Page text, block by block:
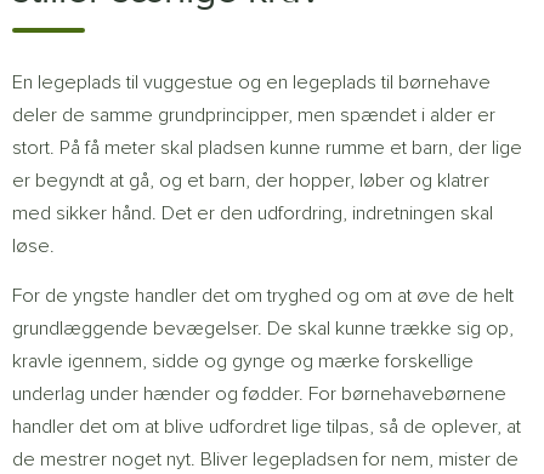
En legeplads til vuggestue og en legeplads til børnehave
deler de samme grundprincipper, men spændet i alder er
stort. På få meter skal pladsen kunne rumme et barn, der lige
er begyndt at gå, og et barn, der hopper, løber og klatrer
med sikker hånd. Det er den udfordring, indretningen skal
løse.
For de yngste handler det om tryghed og om at øve de helt
grundlæggende bevægelser. De skal kunne trække sig op,
kravle igennem, sidde og gynge og mærke forskellige
underlag under hænder og fødder. For børnehavebørnene
handler det om at blive udfordret lige tilpas, så de oplever, at
de mestrer noget nyt. Bliver legepladsen for nem, mister de